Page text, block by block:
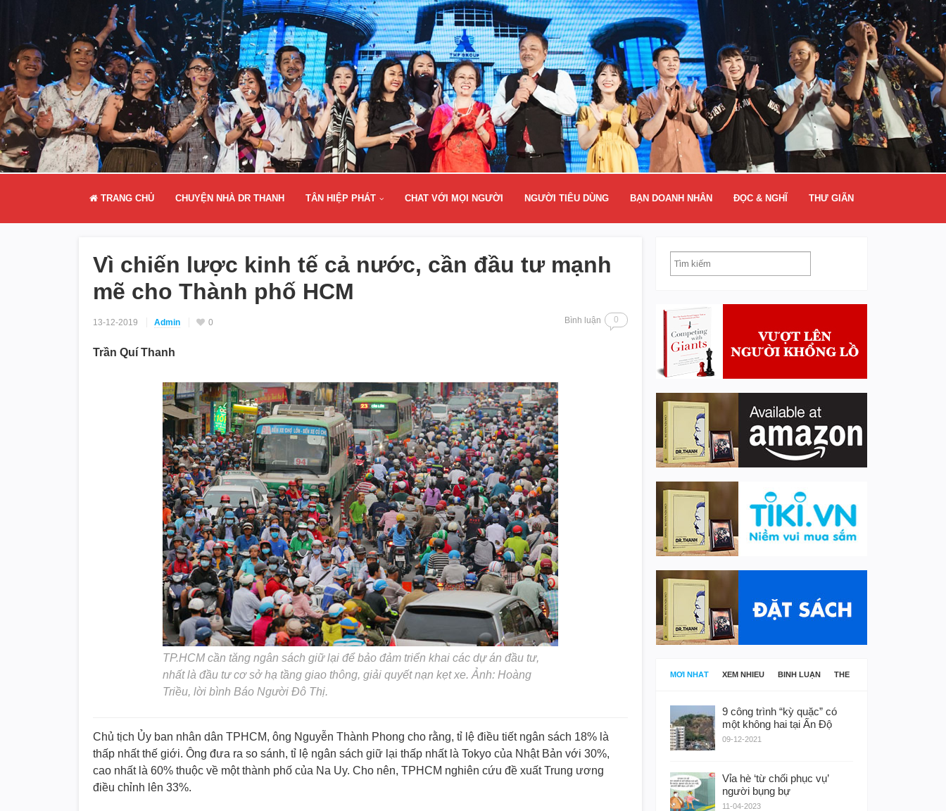
TRANG CHỦ CHUYỆN NHÀ DR THANH TÂN HIỆP PHÁT CHAT VỚI MỌI NGƯỜI NGƯỜI TIÊU DÙNG BẠN DOANH NHÂN ĐỌC & NGHĨ THƯ GIÃN
Vì chiến lược kinh tế cả nước, cần đầu tư mạnh
mẽ cho Thành phố HCM
13-12-2019 Admin 0 Bình luận 0
Trần Quí Thanh
TP.HCM cần tăng ngân sách giữ lại để bảo đảm triển khai các dự án đầu tư,
nhất là đầu tư cơ sở hạ tầng giao thông, giải quyết nạn kẹt xe. Ảnh: Hoàng
Triều, lời bình Báo Người Đô Thị.
Chủ tịch Ủy ban nhân dân TPHCM, ông Nguyễn Thành Phong cho rằng, tỉ lệ điều tiết ngân sách 18% là
thấp nhất thế giới. Ông đưa ra so sánh, tỉ lệ ngân sách giữ lại thấp nhất là Tokyo của Nhật Bản với 30%,
cao nhất là 60% thuộc về một thành phố của Na Uy. Cho nên, TPHCM nghiên cứu đề xuất Trung ương
điều chỉnh lên 33%.
MỚI NHẤT XEM NHIỀU BÌNH LUẬN THẺ
9 công trình “kỳ quặc” có
một không hai tại Ấn Độ
09-12-2021
Vỉa hè ‘từ chối phục vụ’
người bụng bự
11-04-2023